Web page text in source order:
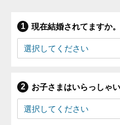
現在結婚されてますか。
お子さまはいらっしゃい